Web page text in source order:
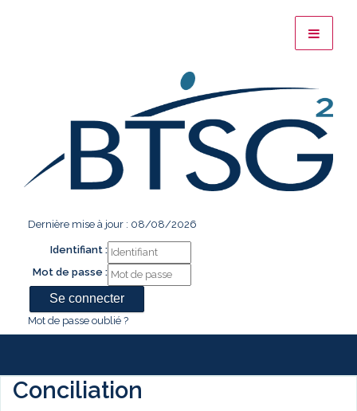
Dernière mise à jour : 08/08/2026
Identifiant :
Mot de passe :
Mot de passe oublié ?
Conciliation